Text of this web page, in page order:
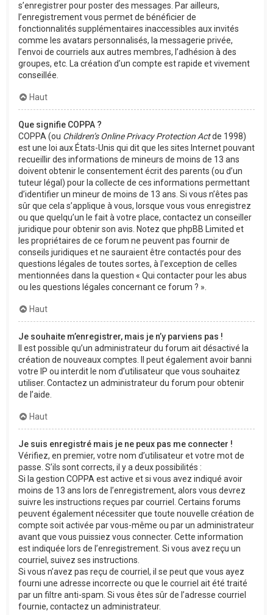
s’enregistrer pour poster des messages. Par ailleurs,
l’enregistrement vous permet de bénéficier de
fonctionnalités supplémentaires inaccessibles aux invités
comme les avatars personnalisés, la messagerie privée,
l’envoi de courriels aux autres membres, l’adhésion à des
groupes, etc. La création d’un compte est rapide et vivement
conseillée.
Haut
Que signifie COPPA ?
COPPA (ou Children’s Online Privacy Protection Actde 1998)
est une loi aux États-Unis qui dit que les sites Internet pouvant
recueillir des informations de mineurs de moins de 13 ans
doivent obtenir le consentement écrit des parents (ou d’un
tuteur légal) pour la collecte de ces informations permettant
d’identifier un mineur de moins de 13 ans. Si vous n’êtes pas
sûr que cela s’applique à vous, lorsque vous vous enregistrez
ou que quelqu’un le fait à votre place, contactez un conseiller
juridique pour obtenir son avis. Notez que phpBB Limited et
les propriétaires de ce forum ne peuvent pas fournir de
conseils juridiques et ne sauraient être contactés pour des
questions légales de toutes sortes, à l’exception de celles
mentionnées dans la question « Qui contacter pour les abus
ou les questions légales concernant ce forum ? ».
Haut
Je souhaite m’enregistrer, mais je n’y parviens pas !
Il est possible qu’un administrateur du forum ait désactivé la
création de nouveaux comptes. Il peut également avoir banni
votre IP ou interdit le nom d’utilisateur que vous souhaitez
utiliser. Contactez un administrateur du forum pour obtenir
de l’aide.
Haut
Je suis enregistré mais je ne peux pas me connecter !
Vérifiez, en premier, votre nom d’utilisateur et votre mot de
passe. S’ils sont corrects, il y a deux possibilités :
Si la gestion COPPA est active et si vous avez indiqué avoir
moins de 13 ans lors de l’enregistrement, alors vous devrez
suivre les instructions reçues par courriel. Certains forums
peuvent également nécessiter que toute nouvelle création de
compte soit activée par vous-même ou par un administrateur
avant que vous puissiez vous connecter. Cette information
est indiquée lors de l’enregistrement. Si vous avez reçu un
courriel, suivez ses instructions.
Si vous n’avez pas reçu de courriel, il se peut que vous ayez
fourni une adresse incorrecte ou que le courriel ait été traité
par un filtre anti-spam. Si vous êtes sûr de l’adresse courriel
fournie, contactez un administrateur.